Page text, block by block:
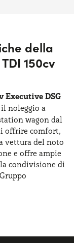
della
150cv
Executive DSG
noleggio a
wagon dal
offrire comfort,
vettura del noto
e offre ampie
condivisione di
DSG SW